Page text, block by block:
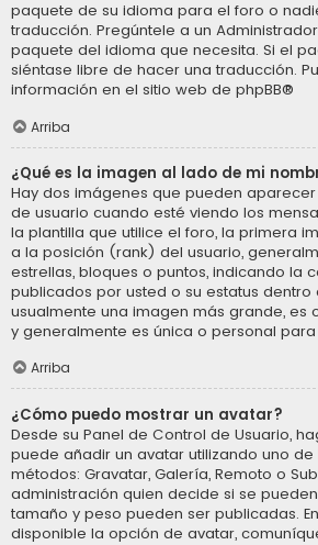
paquete de su idioma para el foro o
traducción. Pregúntele a un
paquete del idioma que necesita. Si el
siéntase libre de hacer una traducción.
información en el sitio web de phpBB®
Arriba
¿Qué es la imagen al lado de mi
Hay dos imágenes que pueden
de usuario cuando esté viendo los
la plantilla que utilice el foro, la primera
a la posición (rank) del usuario,
estrellas, bloques o puntos, indicando la
publicados por usted o su estatus dentro
usualmente una imagen más grande, es
y generalmente es única o personal
Arriba
¿Cómo puedo mostrar un avatar?
Desde su Panel de Control de Usuario,
puede añadir un avatar utilizando uno
métodos: Gravatar, Galería, Remoto o
administración quien decide si se
tamaño y peso pueden ser publicadas.
disponible la opción de avatar,